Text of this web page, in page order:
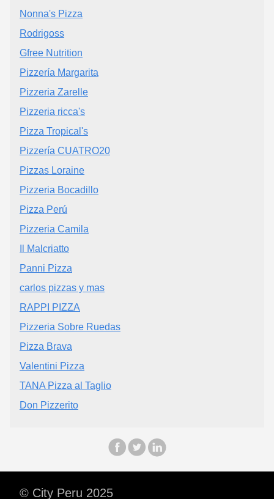
Nonna's Pizza
Rodrigoss
Gfree Nutrition
Pizzería Margarita
Pizzeria Zarelle
Pizzeria ricca's
Pizza Tropical's
Pizzería CUATRO20
Pizzas Loraine
Pizzeria Bocadillo
Pizza Perú
Pizzeria Camila
Il Malcriatto
Panni Pizza
carlos pizzas y mas
RAPPI PIZZA
Pizzeria Sobre Ruedas
Pizza Brava
Valentini Pizza
TANA Pizza al Taglio
Don Pizzerito
© City Peru 2025